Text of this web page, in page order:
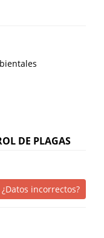
DE PLAGAS
¿Datos incorrectos?